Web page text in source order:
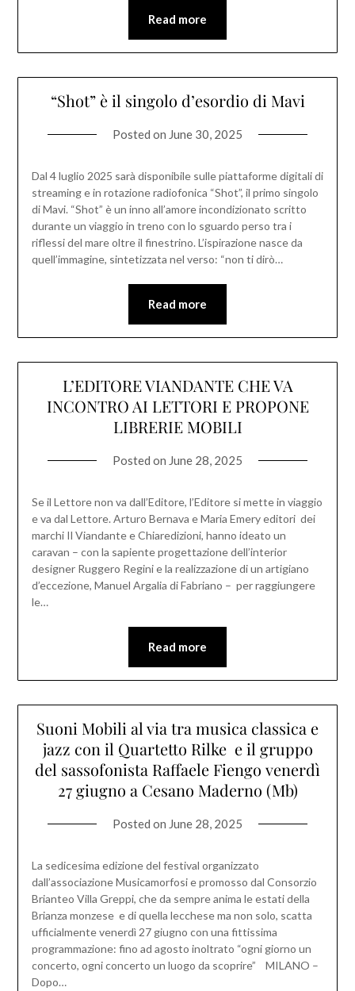
Read more
“Shot” è il singolo d’esordio di Mavi
Posted on June 30, 2025
Dal 4 luglio 2025 sarà disponibile sulle piattaforme digitali di
streaming e in rotazione radiofonica “Shot”, il primo singolo
di Mavi. “Shot” è un inno all’amore incondizionato scritto
durante un viaggio in treno con lo sguardo perso tra i
riflessi del mare oltre il finestrino. L’ispirazione nasce da
quell’immagine, sintetizzata nel verso: “non ti dirò…
Read more
L’EDITORE VIANDANTE CHE VA
INCONTRO AI LETTORI E PROPONE
LIBRERIE MOBILI
Posted on June 28, 2025
Se il Lettore non va dall’Editore, l’Editore si mette in viaggio
e va dal Lettore. Arturo Bernava e Maria Emery editori dei
marchi Il Viandante e Chiaredizioni, hanno ideato un
caravan – con la sapiente progettazione dell’interior
designer Ruggero Regini e la realizzazione di un artigiano
d’eccezione, Manuel Argalia di Fabriano – per raggiungere
le…
Read more
Suoni Mobili al via tra musica classica e
jazz con il Quartetto Rilke e il gruppo
del sassofonista Raffaele Fiengo venerdì
27 giugno a Cesano Maderno (Mb)
Posted on June 28, 2025
La sedicesima edizione del festival organizzato
dall’associazione Musicamorfosi e promosso dal Consorzio
Brianteo Villa Greppi, che da sempre anima le estati della
Brianza monzese e di quella lecchese ma non solo, scatta
ufficialmente venerdì 27 giugno con una fittissima
programmazione: fino ad agosto inoltrato “ogni giorno un
concerto, ogni concerto un luogo da scoprire” MILANO –
Dopo…